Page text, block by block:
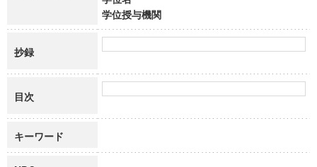
学位授与機関
抄録
目次
キーワード